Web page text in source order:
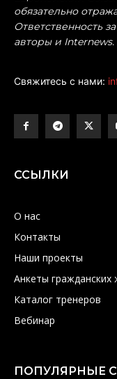
обязательно
Ответственность
авторы и Internews.
Свяжитесь с нами:
ССЫЛКИ
О нас
Контакты
Наши проекты
Анкеты гражданских
Каталог тренеров
Вебинар
ПОПУЛЯРНЫЕ